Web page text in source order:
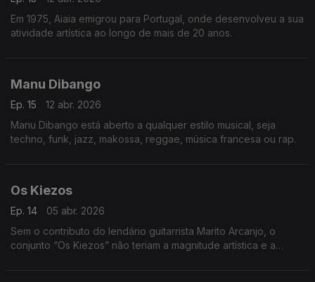
Em 1975, Aiaia emigrou para Portugal, onde desenvolveu a sua
atividade artística ao longo de mais de 20 anos.
Manu Dibango
Ep. 15
12 abr. 2026
Manu Dibango está aberto a qualquer estilo musical, seja
techno, funk, jazz, makossa, reggae, música francesa ou rap.
Os Kiezos
Ep. 14
05 abr. 2026
Sem o contributo do lendário guitarrista Marito Arcanjo, o
conjunto “Os Kiezos” não teriam a magnitude artística e a